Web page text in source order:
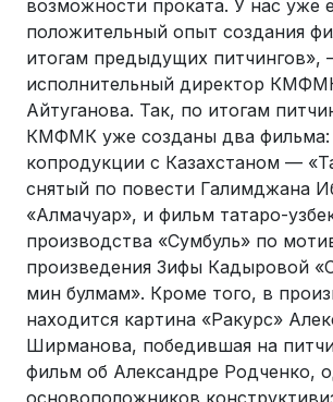
возможности проката. У нас уже
положительный опыт создания
итогам предыдущих питчингов»,
исполнительный директор
Айтуганова. Так, по итогам
КМФМК уже созданы два фильма:
копродукции с Казахстаном —
снятый по повести Галимджана
«Алмачуар», и фильм татаро-
производства «Сумбуль» по
произведения Зифы Кадыровой
мин булмам». Кроме того, в
находится картина «Ракурс»
Ширманова, победившая на
фильм об Александре Родченко,
основоположников